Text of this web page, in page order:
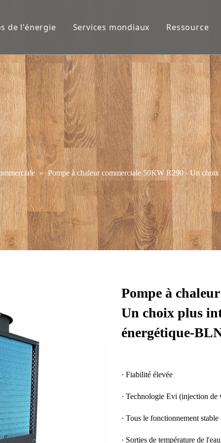
de l'énergie Services mondiaux Ressource
» Pompe à chaleur commerciale 50KW R290 - Un
Pompe à
Un choix plus
énergétique-
· Fiabilité élevée
· Technologie Evi (injection de
· Tous le fonctionnement
· Sorties de température de